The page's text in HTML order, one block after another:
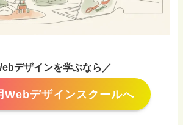
デザインを学ぶなら／
Webデザインスクールへ